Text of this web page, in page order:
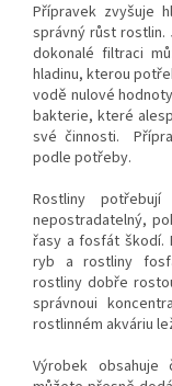
Přípravek zvyšuje
správný růst rostlin.
dokonalé filtraci
hladinu, kterou
vodě nulové
bakterie, které
své činnosti.
podle potřeby.
Rostliny
nepostradatelný,
řasy a fosfát škodí.
ryb a rostliny
rostliny dobře
správnoui
rostlinném akváriu
Výrobek